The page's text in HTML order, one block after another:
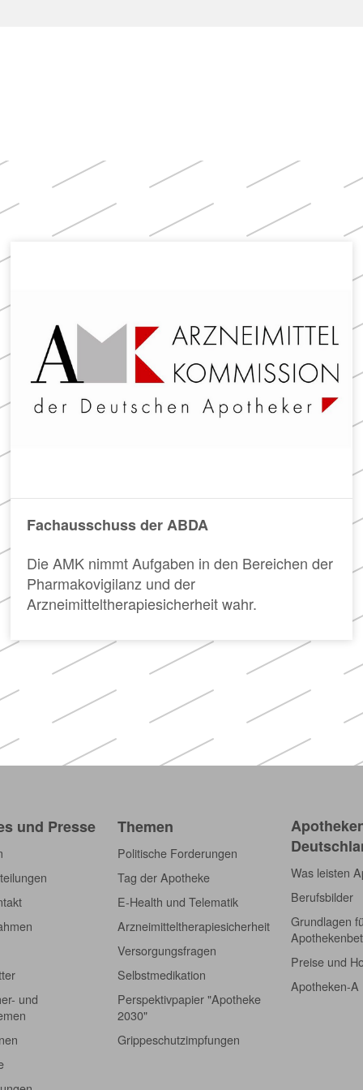
Fachausschuss der ABDA
Die AMK nimmt Aufgaben in den Bereichen der
Pharmakovigilanz und der
Arzneimitteltherapiesicherheit wahr.
und Presse
und
Themen
Politische Forderungen
Tag der Apotheke
E-Health und Telematik
Arzneimitteltherapiesicherheit
Versorgungsfragen
Selbstmedikation
Perspektivpapier "Apotheke
2030"
Grippeschutzimpfungen
Was leisten
Berufsbilder
Grundlagen
Preise und
Apotheken-A